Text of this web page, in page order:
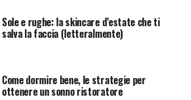
Sole e rughe: la skincare d’estate che ti
salva la faccia (letteralmente)
Come dormire bene, le strategie per
ottenere un sonno ristoratore